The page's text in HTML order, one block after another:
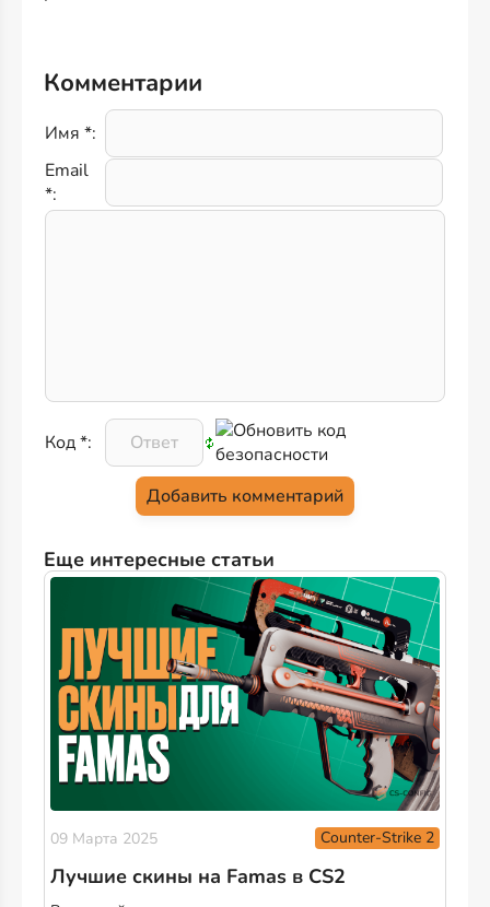
Комментарии
Имя *:
Email
*:
Код *:
Еще интересные статьи
09 Марта 2025 Counter-Strike 2
Лучшие скины на Famas в CS2